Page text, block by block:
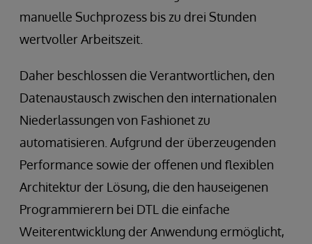
manuelle Suchprozess bis zu drei Stunden
wertvoller Arbeitszeit.
Daher beschlossen die Verantwortlichen, den
Datenaustausch zwischen den internationalen
Niederlassungen von Fashionet zu
automatisieren. Aufgrund der überzeugenden
Performance sowie der offenen und flexiblen
Architektur der Lösung, die den hauseigenen
Programmierern bei DTL die einfache
Weiterentwicklung der Anwendung ermöglicht,